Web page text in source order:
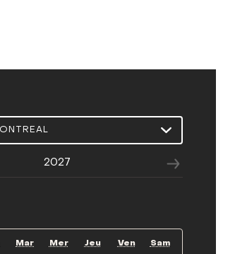
2027
Mar Mer Jeu Ven Sam